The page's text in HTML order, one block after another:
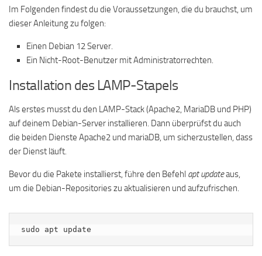
Im Folgenden findest du die Voraussetzungen, die du brauchst, um
dieser Anleitung zu folgen:
Einen Debian 12 Server.
Ein Nicht-Root-Benutzer mit Administratorrechten.
Installation des LAMP-Stapels
Als erstes musst du den LAMP-Stack (Apache2, MariaDB und PHP)
auf deinem Debian-Server installieren. Dann überprüfst du auch
die beiden Dienste Apache2 und mariaDB, um sicherzustellen, dass
der Dienst läuft.
Bevor du die Pakete installierst, führe den Befehl apt updateaus,
um die Debian-Repositories zu aktualisieren und aufzufrischen.
sudo apt update